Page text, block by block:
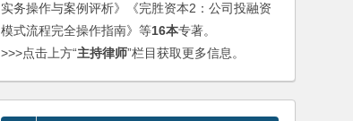
实务操作与案例评析》《完胜资本2：公司投融资
模式流程完全操作指南》等16本专著。
>>>点击上方“主持律师”栏目获取更多信息。